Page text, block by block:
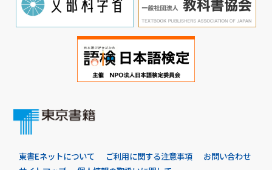
東書Eネットについて ご利用に関する注意事項
お問い合わせ